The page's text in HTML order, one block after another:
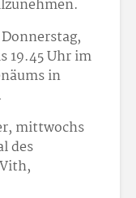
19.45 Uhr im
in
mittwochs
des